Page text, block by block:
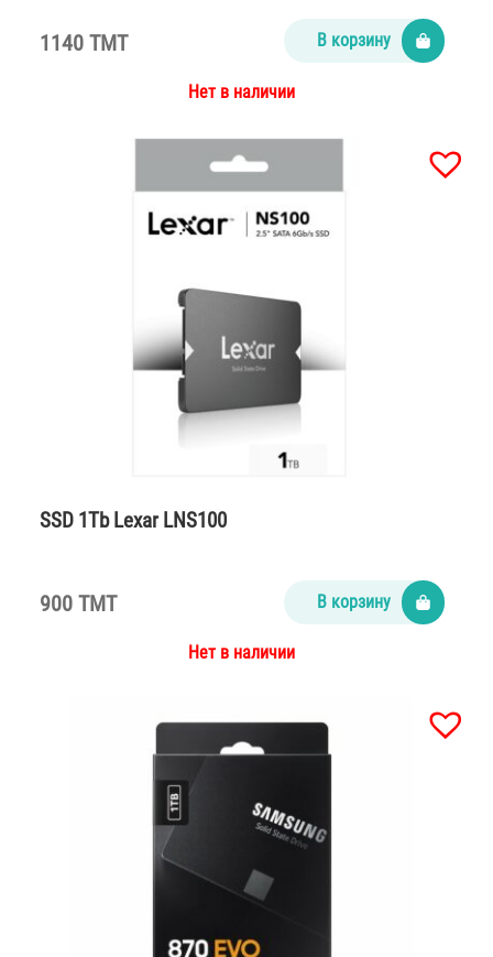
1140 TMT В корзину
Нет в наличии
SSD 1Tb Lexar LNS100
900 TMT В корзину
Нет в наличии